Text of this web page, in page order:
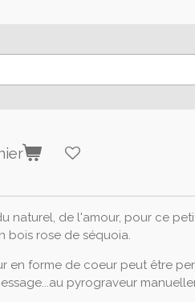
naturel, de l'amour, pour ce
bois rose de séquoia.
en forme de coeur peut être
pyrograveur